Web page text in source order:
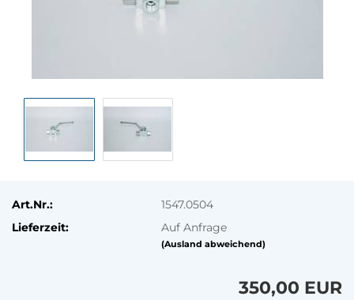
Art.Nr.:
1547.0504
Lieferzeit:
Auf Anfrage
(Ausland abweichend)
350,00 EUR